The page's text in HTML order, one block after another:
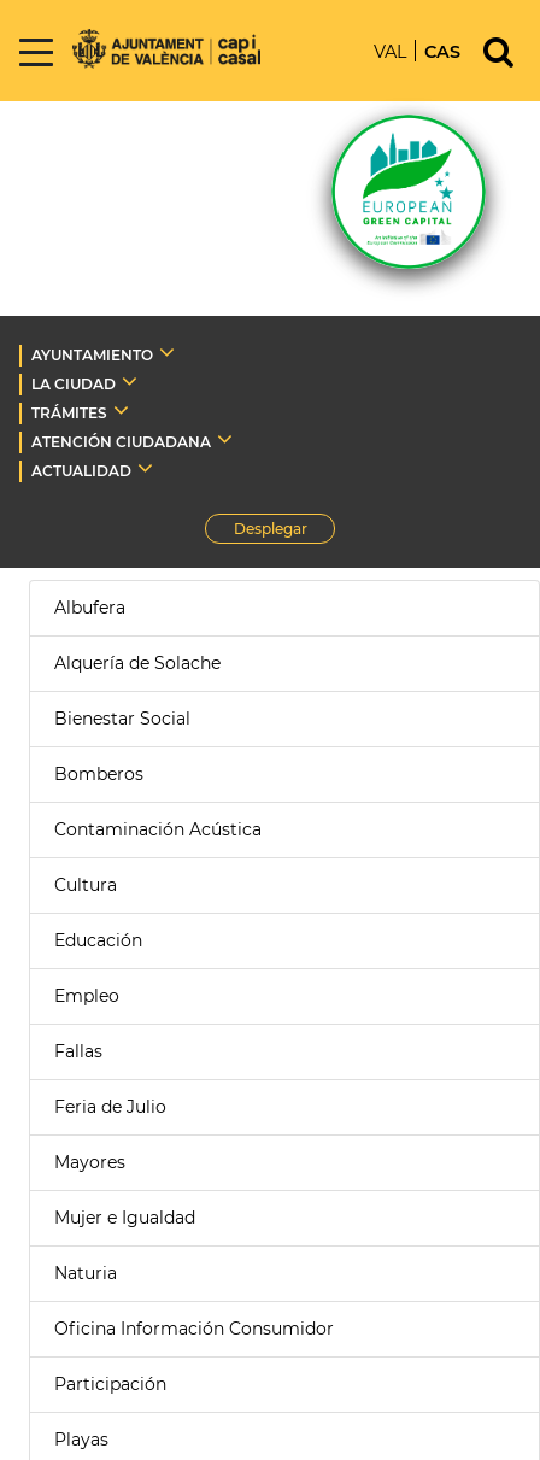
VAL CAS
AYUNTAMIENTO
LA CIUDAD
TRÁMITES
ATENCIÓN CIUDADANA
ACTUALIDAD
Desplegar
Albufera
Alquería de Solache
Bienestar Social
Bomberos
Contaminación Acústica
Cultura
Educación
Empleo
Fallas
Feria de Julio
Mayores
Mujer e Igualdad
Naturia
Oficina Información Consumidor
Participación
Playas